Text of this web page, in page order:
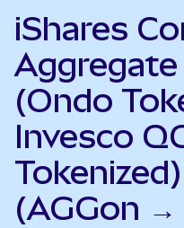
iShares
(Ondo
Invesco
(AGGon